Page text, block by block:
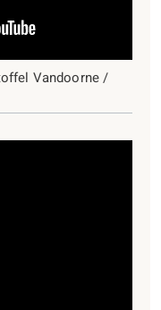
Vandoorne /